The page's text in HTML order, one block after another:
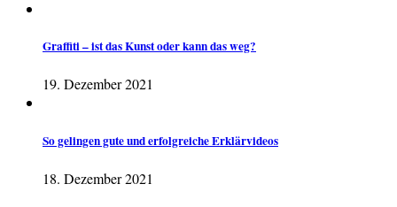
Graffiti – ist das Kunst oder kann das weg?
19. Dezember 2021
So gelingen gute und erfolgreiche Erklärvideos
18. Dezember 2021